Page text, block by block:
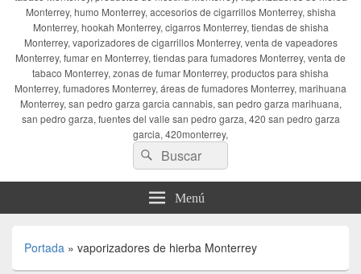
Monterrey, humo Monterrey, accesorios de cigarrillos Monterrey, shisha
Monterrey, hookah Monterrey, cigarros Monterrey, tiendas de shisha
Monterrey, vaporizadores de cigarrillos Monterrey, venta de vapeadores
Monterrey, fumar en Monterrey, tiendas para fumadores Monterrey, venta de
tabaco Monterrey, zonas de fumar Monterrey, productos para shisha
Monterrey, fumadores Monterrey, áreas de fumadores Monterrey, marihuana
Monterrey, san pedro garza garcia cannabis, san pedro garza marihuana,
san pedro garza, fuentes del valle san pedro garza, 420 san pedro garza
garcia, 420monterrey,
Buscar
por:
Buscar
Menú
Portada » vaporizadores de hierba Monterrey